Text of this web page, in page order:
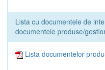
Lista cu documentele de
documentele produse/
Lista documentelor